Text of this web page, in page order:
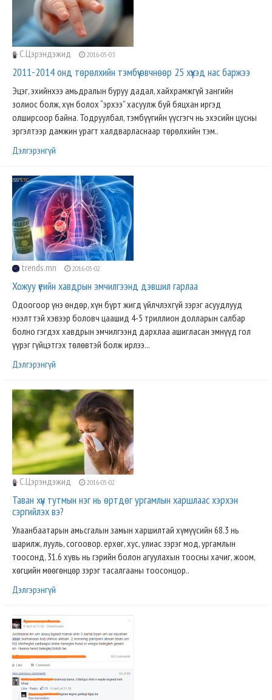
С.Цэрэндэжид 2016-05-03
2011-2014 онд төрөлхийн тэмбүү өвчнөөр 25 хүүхэд нас баржээ
Эцэг, эхийнхээ амьдралын буруу дадал, хайхрамжгүй зангийн
золиос болж, хүн болох “эрхээ” хасуулж буй бяцхан иргэд
олширсоор байна. Тодруулбал, тэмбүүгийн үүсгэгч нь эхэсийн цусны
эргэлтээр дамжин урагт халдварласнаар төрөлхийн тэм..
Дэлгэрэнгүй
trends.mn 2016-05-02
Хожуу үеийн хавдрын эмчилгээнд дэвшил гарлаа
Одоогоор үнэ өндөр, хүн бүрт жигд үйлчлэхгүй зэрэг асуудлууд
нээлттэй хэвээр боловч цаашид 4-5 триллион долларын салбар
болно гэгдэх хавдрын эмчилгээнд дархлаа ашигласан эмнүүд гол
үүрэг гүйцэтгэх төлөвтэй болж ирлээ...
Дэлгэрэнгүй
С.Цэрэндэжид 2016-05-02
Таван хүн тутмын нэг нь өртдөг ургамлын харшлаас хэрхэн
сэргийлэх вэ?
Улаанбаатарын амьсгалын замын харшилтай хүмүүсийн 68.3 нь
шарилж, лууль, согоовор. ерхөг, хус, улиас зэрэг мод, ургамлын
тоосонд, 31.6 хувь нь гэрийн болон агуулахын тоосны хачиг, жоом,
хөгцийн мөөгөнцөр зэрэг тасалгааны тоосонцор..
Дэлгэрэнгүй